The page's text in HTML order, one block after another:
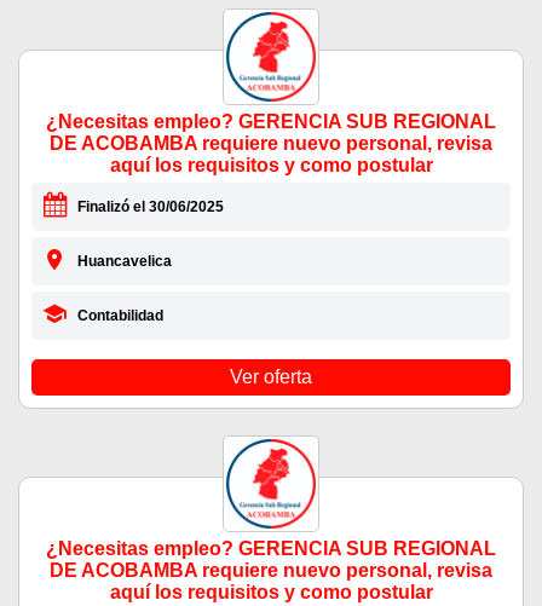
¿Necesitas empleo? GERENCIA SUB REGIONAL
DE ACOBAMBA requiere nuevo personal, revisa
aquí los requisitos y como postular
Finalizó el 30/06/2025
Huancavelica
Contabilidad
Ver oferta
¿Necesitas empleo? GERENCIA SUB REGIONAL
DE ACOBAMBA requiere nuevo personal, revisa
aquí los requisitos y como postular